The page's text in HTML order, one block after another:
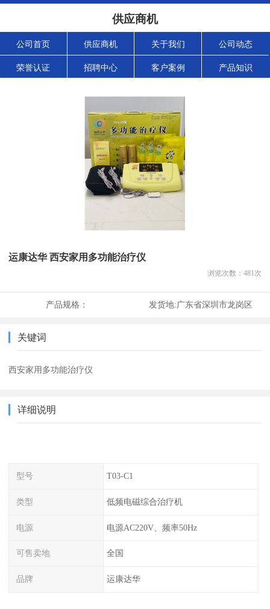
供应商机
公司首页 供应商机 关于我们 公司动态
荣誉认证 招聘中心 客户案例 产品知识
运康达华 西安家用多功能治疗仪
浏览次数： 481次
产品规格： 发货地:广东省深圳市龙岗区
关键词
西安家用多功能治疗仪
详细说明
型号 T03-C1
类型 低频电磁综合治疗机
电源 电源AC220V、频率50Hz
可售卖地 全国
品牌 运康达华